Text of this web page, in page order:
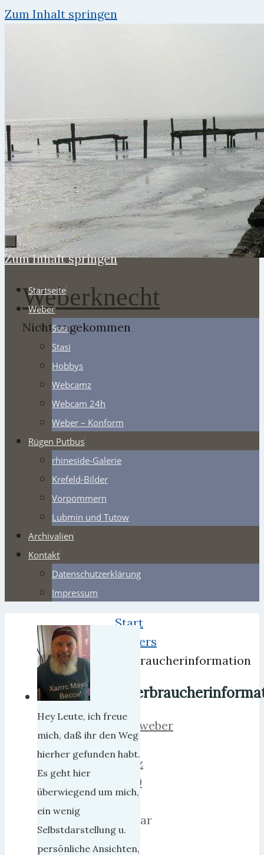
Zum Inhalt springen
Weberknecht
Nicht angekommen
Zum Inhalt springen
Startseite
Weber
Susi
Stasi
Hobbys
Webcamz
Webcam 24h
Weber – Konform
Rügen Putbus
rhineside-Galerie
Krefeld-Bilder
Vorpommern
Lubmin und Tutow
Archivalien
Kontakt
Datenschutzerklärung
Impressum
Start
Webers
Verbraucherinformation
herrweber
März
2009
Januar
2019
Hey Leute, ich freue
mich, daß ihr den Weg
hierher gefunden habt.
Es geht hier
überwiegend um mich,
ein wenig
Selbstdarstellung u.
persönliche Ansichten,